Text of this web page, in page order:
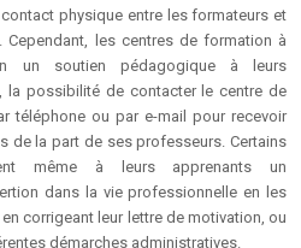
contact physique entre les formateurs et
Cependant, les centres de formation à
un soutien pédagogique à leurs
la possibilité de contacter le centre de
téléphone ou par e-mail pour recevoir
de la part de ses professeurs. Certains
même à leurs apprenants un
dans la vie professionnelle en les
corrigeant leur lettre de motivation, ou
démarches administratives.